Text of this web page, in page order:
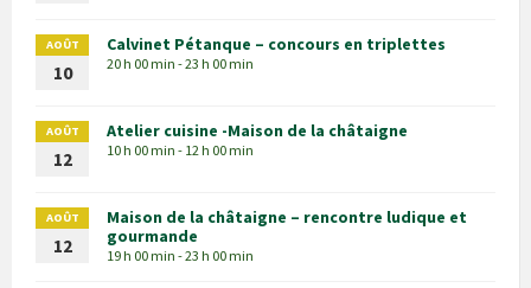
AOÛT
10
Calvinet Pétanque – concours en triplettes
20 h 00 min - 23 h 00 min
AOÛT
12
Atelier cuisine -Maison de la châtaigne
10 h 00 min - 12 h 00 min
AOÛT
12
Maison de la châtaigne – rencontre ludique et
gourmande
19 h 00 min - 23 h 00 min